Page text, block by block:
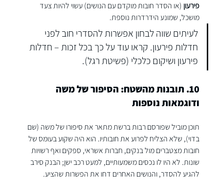
פירעון (או הסדר חובות מוקדם עם הנושים) עשוי להיות צעד
מושכל, שמונע הידרדרות נוספת.
לעיתים שווה לבחון אפשרות להסדרי חוב לפני
חדלות פירעון. קראו עוד על כך בכל זכות – חדלות
פירעון ושיקום כלכלי (פשיטת רגל).
10. תובנות מהשטח: הסיפור של משה
ודוגמאות נוספות
תוכן מוביל שפורסם רבות ברשת מתאר את סיפורו של משה (שם
בדוי), שלא הצליח לפרוע את חובותיו. הוא היה שקוע בעומס של
חובות מצטברים מול בנקים, חברות אשראי, ספקים ואף רשויות
שונות. לא היו לו נכסים משמעותיים, למעט רכב ישן; הבנק סירב
להגיע להסדר, והנושים האחרים דחו את הפשרות שהציע.